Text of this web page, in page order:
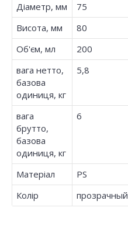
Діаметр, мм
75
Висота, мм
80
Об'єм, мл
200
вага нетто,
базова
одиниця, кг
5,8
вага
брутто,
базова
одиниця, кг
6
Матеріал
PS
Колір
прозрачный